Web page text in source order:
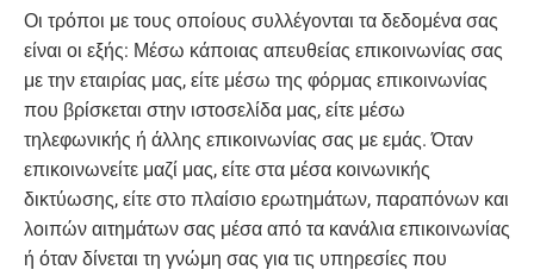
Οι τρόποι με τους οποίους συλλέγονται τα δεδομένα σας
είναι οι εξής: Μέσω κάποιας απευθείας επικοινωνίας σας
με την εταιρίας μας, είτε μέσω της φόρμας επικοινωνίας
που βρίσκεται στην ιστοσελίδα μας, είτε μέσω
τηλεφωνικής ή άλλης επικοινωνίας σας με εμάς. Όταν
επικοινωνείτε μαζί μας, είτε στα μέσα κοινωνικής
δικτύωσης, είτε στο πλαίσιο ερωτημάτων, παραπόνων και
λοιπών αιτημάτων σας μέσα από τα κανάλια επικοινωνίας
ή όταν δίνεται τη γνώμη σας για τις υπηρεσίες που